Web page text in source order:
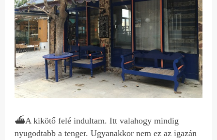
⛴A kikötő felé indultam. Itt valahogy mindig
nyugodtabb a tenger. Ugyanakkor nem ez az igazán